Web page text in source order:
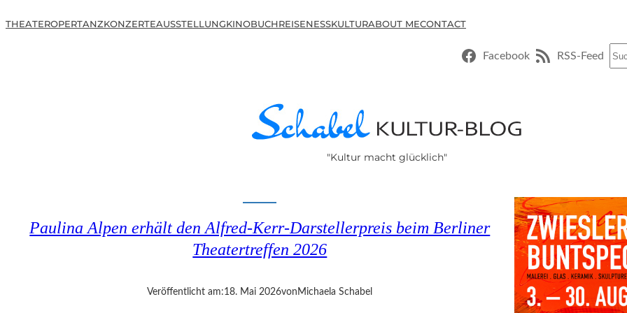
THEATEROPERTANZKONZERTEAUSSTELLUNGKINOBUCHREISENESSKULTURABOUT MECONTACT
Facebook RSS-Feed
"Kultur macht glücklich"
Paulina Alpen erhält den Alfred-Kerr-Darstellerpreis beim Berliner
Theatertreffen 2026
Veröffentlicht am:18. Mai 2026von Michaela Schabel